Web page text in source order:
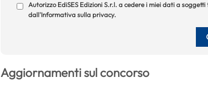
Autorizzo EdiSES Edizioni S.r.l. a cedere i miei dati a
dall'Informativa sulla privacy.
Aggiornamenti sul concorso